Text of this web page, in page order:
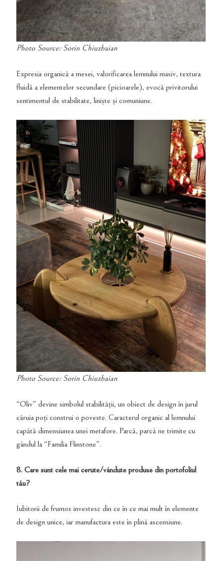
Photo Source: Sorin Chiuzbaian
Expresia organică a mesei, valorificarea lemnului masiv, textura
fluidă a elementelor secundare (picioarele), evocă privitorului
sentimentul de stabilitate, liniște și comuniune.
Photo Source: Sorin Chiuzbaian
“Oliv” devine simbolul stabilității, un obiect de design în jurul
căruia poți construi o poveste. Caracterul organic al lemnului
capătă dimensiunea unei metafore. Parcă, parcă ne trimite cu
gândul la “Familia Flinstone”.
8. Care sunt cele mai cerute/vândute produse din portofoliul
tău?
Iubitorii de frumos investesc din ce în ce mai mult în elemente
de design unice, iar manufactura este în plină ascensiune.